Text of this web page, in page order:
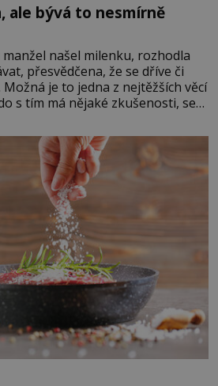
ale bývá to nesmírně
manžel našel milenku, rozhodla
přesvědčena, že se dříve či
je to jedna z nejtěžších věcí
s tím má nějaké zkušenosti, se
že si manžel pořídil milenku,